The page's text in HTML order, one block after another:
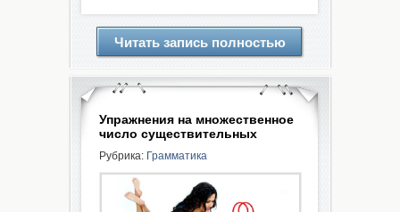
Читать запись полностью
Упражнения на множественное
число существительных
Рубрика: Грамматика